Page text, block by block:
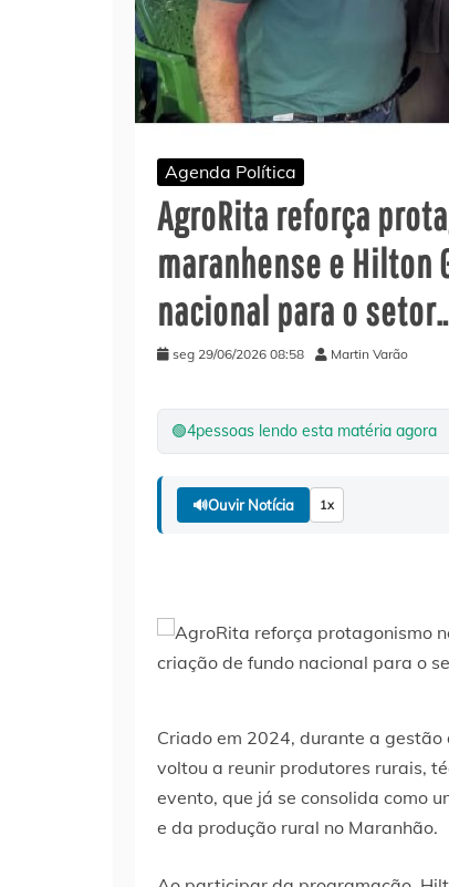
Agenda Política
AgroRita reforça
maranhense e Hilton
nacional para o
seg 29/06/2026 08:58 Martin Varão
🟢4pessoas lendo esta matéria agora
🔊Ouvir Notícia 1x
Criado em 2024, durante a
voltou a reunir produtores rurais,
evento, que já se consolida como
e da produção rural no Maranhão.